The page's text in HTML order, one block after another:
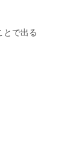
とで出る